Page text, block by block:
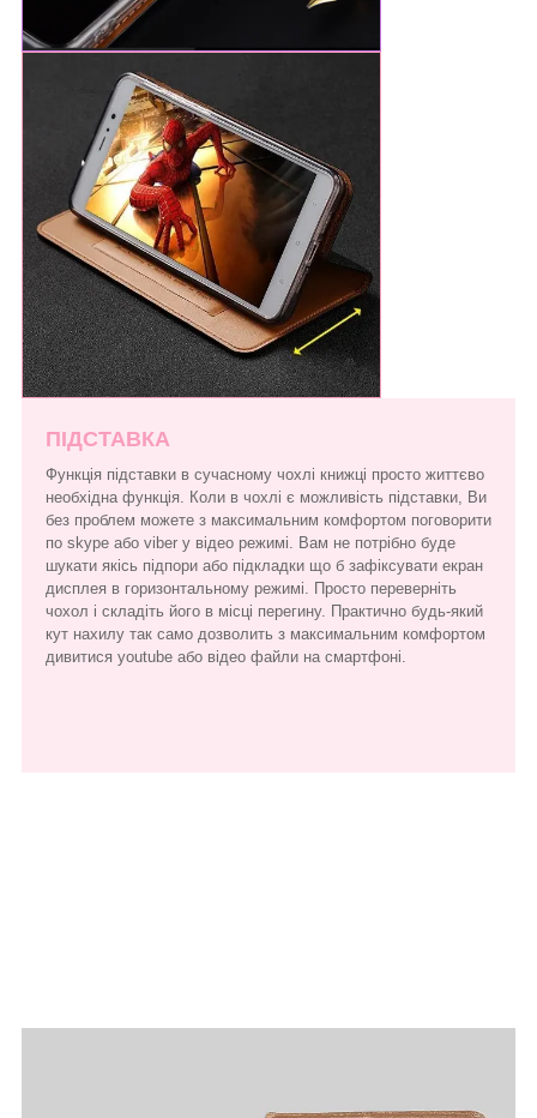
ПІДСТАВКА
Функція підставки в сучасному чохлі книжці просто життєво
необхідна функція. Коли в чохлі є можливість підставки, Ви
без проблем можете з максимальним комфортом поговорити
по skype або viber у відео режимі. Вам не потрібно буде
шукати якісь підпори або підкладки що б зафіксувати екран
дисплея в горизонтальному режимі. Просто переверніть
чохол і складіть його в місці перегину. Практично будь-який
кут нахилу так само дозволить з максимальним комфортом
дивитися youtube або відео файли на смартфоні.